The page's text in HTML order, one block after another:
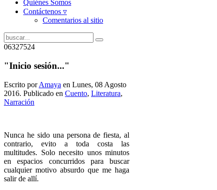
Quiénes Somos
Contáctenos ▿
Comentarios al sitio
06327524
"Inicio sesión..."
Escrito porAmaya en Lunes, 08 Agosto
2016. Publicado en Cuento, Literatura,
Narración
Nunca he sido una persona de fiesta, al
contrario, evito a toda costa las
multitudes. Solo necesito unos minutos
en espacios concurridos para buscar
cualquier motivo absurdo que me haga
salir de allí.